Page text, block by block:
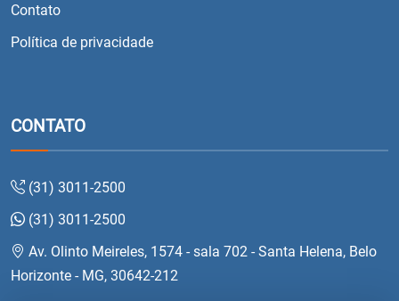
Contato
Política de privacidade
CONTATO
(31) 3011-2500
(31) 3011-2500
Av. Olinto Meireles, 1574 - sala 702 - Santa Helena, Belo
Horizonte - MG, 30642-212